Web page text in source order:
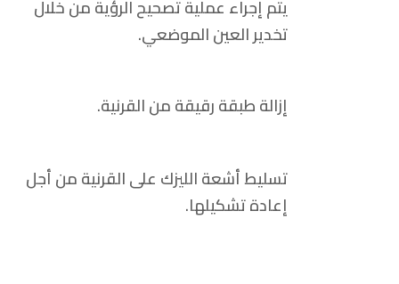
يتم إجراء عملية تصحيح الرؤية من خلال
تخدير العين الموضعي.
إزالة طبقة رقيقة من القرنية.
تسليط أشعة الليزك على القرنية من أجل
إعادة تشكيلها.